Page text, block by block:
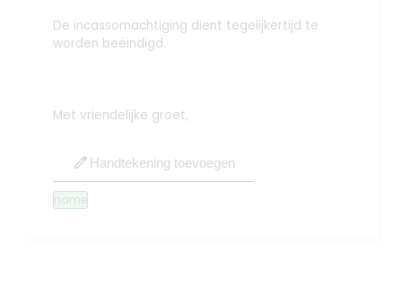
De incassomachtiging dient tegelijkertijd te
worden beëindigd.
Met vriendelijke groet,
edit Handtekening toevoegen
name